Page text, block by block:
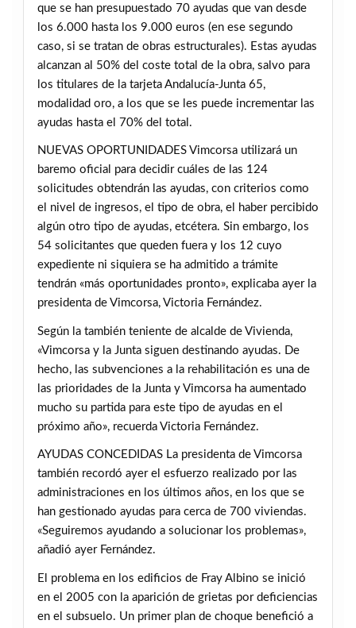
que se han presupuestado 70 ayudas que van desde
los 6.000 hasta los 9.000 euros (en ese segundo
caso, si se tratan de obras estructurales). Estas ayudas
alcanzan al 50% del coste total de la obra, salvo para
los titulares de la tarjeta Andalucía-Junta 65,
modalidad oro, a los que se les puede incrementar las
ayudas hasta el 70% del total.
NUEVAS OPORTUNIDADES Vimcorsa utilizará un
baremo oficial para decidir cuáles de las 124
solicitudes obtendrán las ayudas, con criterios como
el nivel de ingresos, el tipo de obra, el haber percibido
algún otro tipo de ayudas, etcétera. Sin embargo, los
54 solicitantes que queden fuera y los 12 cuyo
expediente ni siquiera se ha admitido a trámite
tendrán «más oportunidades pronto», explicaba ayer la
presidenta de Vimcorsa, Victoria Fernández.
Según la también teniente de alcalde de Vivienda,
«Vimcorsa y la Junta siguen destinando ayudas. De
hecho, las subvenciones a la rehabilitación es una de
las prioridades de la Junta y Vimcorsa ha aumentado
mucho su partida para este tipo de ayudas en el
próximo año», recuerda Victoria Fernández.
AYUDAS CONCEDIDAS La presidenta de Vimcorsa
también recordó ayer el esfuerzo realizado por las
administraciones en los últimos años, en los que se
han gestionado ayudas para cerca de 700 viviendas.
«Seguiremos ayudando a solucionar los problemas»,
añadió ayer Fernández.
El problema en los edificios de Fray Albino se inició
en el 2005 con la aparición de grietas por deficiencias
en el subsuelo. Un primer plan de choque benefició a